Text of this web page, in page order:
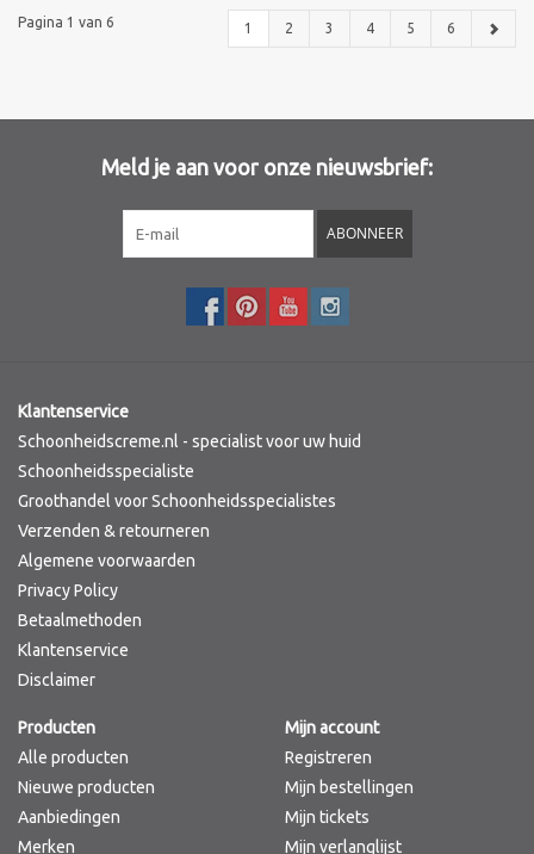
Pagina 1 van 6 1 2 3 4 5 6
Meld je aan voor onze nieuwsbrief:
ABONNEER
Klantenservice
Schoonheidscreme.nl - specialist voor uw huid
Schoonheidsspecialiste
Groothandel voor Schoonheidsspecialistes
Verzenden & retourneren
Algemene voorwaarden
Privacy Policy
Betaalmethoden
Klantenservice
Disclaimer
Producten
Alle producten
Nieuwe producten
Aanbiedingen
Merken
Mijn account
Registreren
Mijn bestellingen
Mijn tickets
Mijn verlanglijst